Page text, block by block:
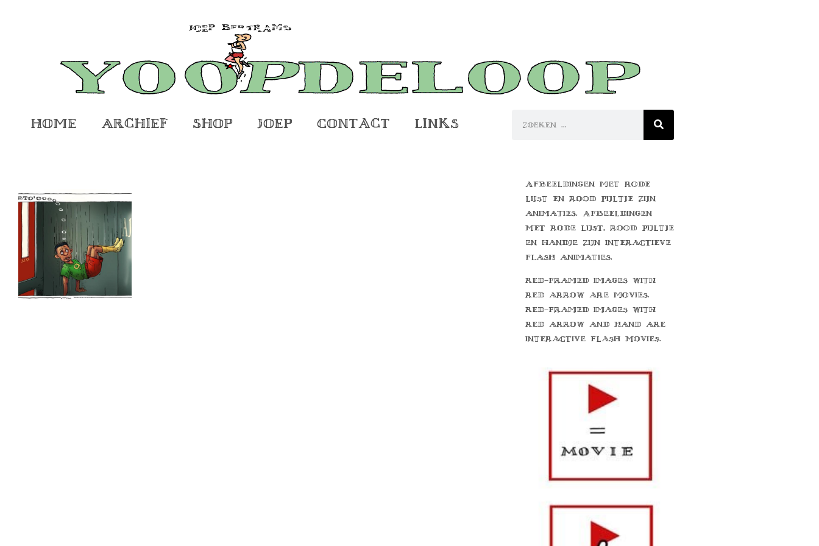
Home Archief Shop Joep Contact Links
Afbeeldingen met rode
lijst en rood pijltje zijn
animaties. Afbeeldingen
met rode lijst, rood pijltje
en handje zijn interactieve
flash animaties.
Red-framed images with
red arrow are movies.
Red-framed images with
red arrow and hand are
interactive flash movies.